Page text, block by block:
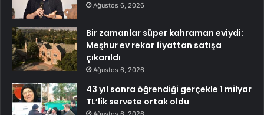
Ağustos 6, 2026
Bir zamanlar süper kahraman eviydi:
Meşhur ev rekor fiyattan satışa
çıkarıldı
Ağustos 6, 2026
43 yıl sonra öğrendiği gerçekle 1 milyar
TL’lik servete ortak oldu